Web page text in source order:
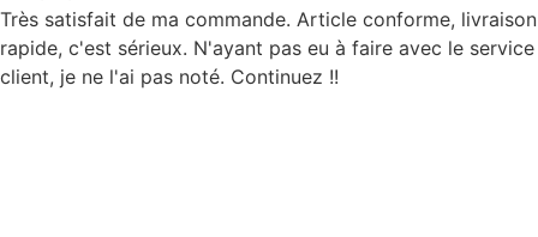
Très satisfait de ma commande. Article conforme, livraison
rapide, c'est sérieux. N'ayant pas eu à faire avec le service
client, je ne l'ai pas noté. Continuez !!